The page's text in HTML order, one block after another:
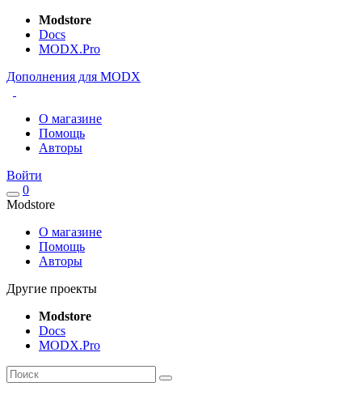
Modstore
Docs
MODX.Pro
Дополнения для MODX
О магазине
Помощь
Авторы
Войти
0
Modstore
О магазине
Помощь
Авторы
Другие проекты
Modstore
Docs
MODX.Pro